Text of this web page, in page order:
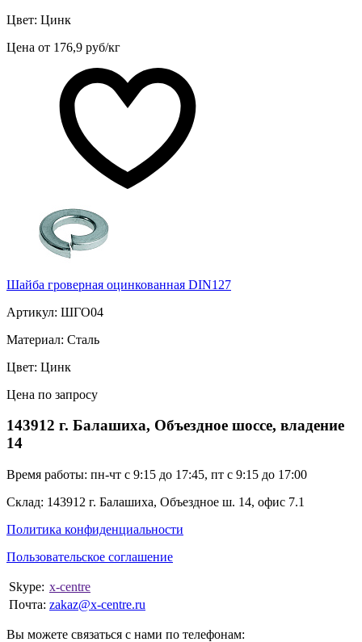
Цвет: Цинк
Цена от 176,9 руб/кг
Шайба гроверная оцинкованная DIN127
Артикул: ШГО04
Материал: Сталь
Цвет: Цинк
Цена по запросу
143912 г. Балашиха, Объездное шоссе, владение
14
Время работы: пн-чт с 9:15 до 17:45, пт с 9:15 до 17:00
Склад: 143912 г. Балашиха, Объездное ш. 14, офис 7.1
Политика конфиденциальности
Пользовательское соглашение
Skype: x-centre
Почта: zakaz@x-centre.ru
Вы можете связаться с нами по телефонам: